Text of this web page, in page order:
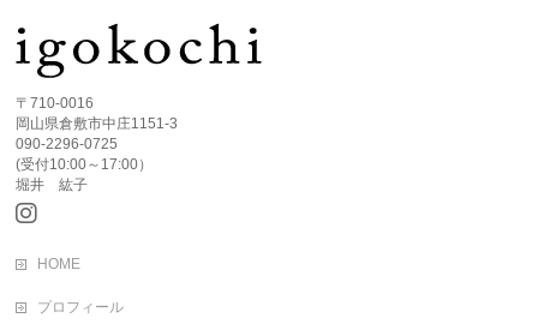
〒710-0016
岡山県倉敷市中庄1151-3
090-2296-0725
(受付10:00～17:00）
堀井 紘子
HOME
プロフィール